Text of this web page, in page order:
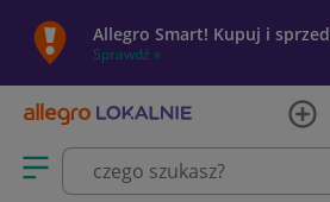
Allegro Smart! Kupuj i
Sprawdź »
Otwórz menu z kategoriami